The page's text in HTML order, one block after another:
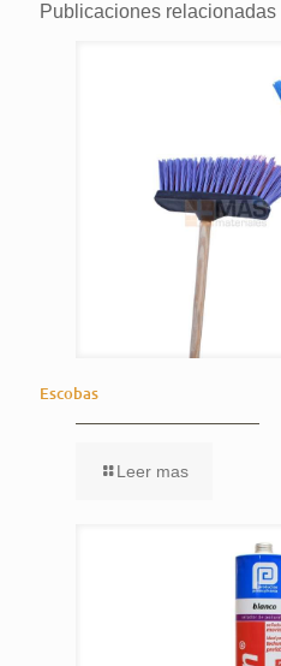
Publicaciones relacionadas
Escobas
Leer mas